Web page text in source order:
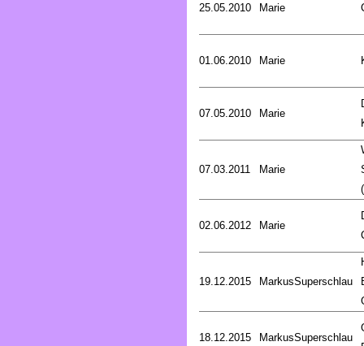
25.05.2010 Marie
01.06.2010 Marie
07.05.2010 Marie
07.03.2011 Marie
02.06.2012 Marie
19.12.2015 MarkusSuperschlau
18.12.2015 MarkusSuperschlau